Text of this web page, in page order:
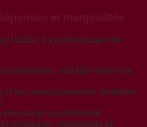
et marginalités
viable, il est nécessaire de
variable selon les
et les investissements matériels
personnel expérimenté
et logistique, notamment en